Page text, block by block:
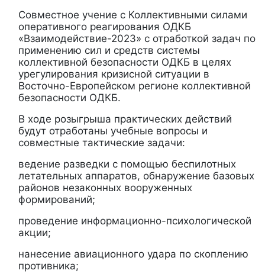
Совместное учение с Коллективными силами
оперативного реагирования ОДКБ
«Взаимодействие-2023» с отработкой задач по
применению сил и средств системы
коллективной безопасности ОДКБ в целях
урегулирования кризисной ситуации в
Восточно-Европейском регионе коллективной
безопасности ОДКБ.
В ходе розыгрыша практических действий
будут отработаны учебные вопросы и
совместные тактические задачи:
ведение разведки с помощью беспилотных
летательных аппаратов, обнаружение базовых
районов незаконных вооруженных
формирований;
проведение информационно-психологической
акции;
нанесение авиационного удара по скоплению
противника;